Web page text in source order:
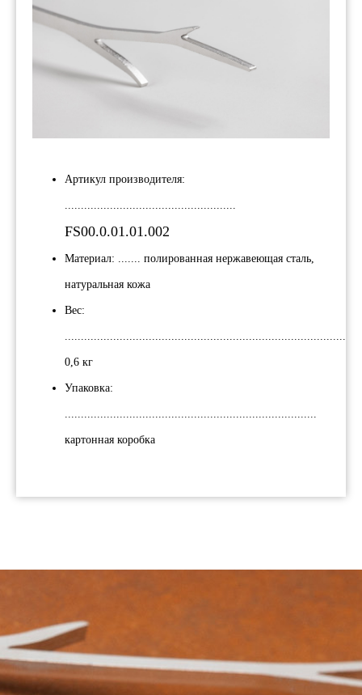
Артикул производителя:
FS00.0.01.01.002
Материал: ....... полированная нержавеющая сталь,
натуральная кожа
Вес:
0,6 кг
Упаковка:
картонная коробка